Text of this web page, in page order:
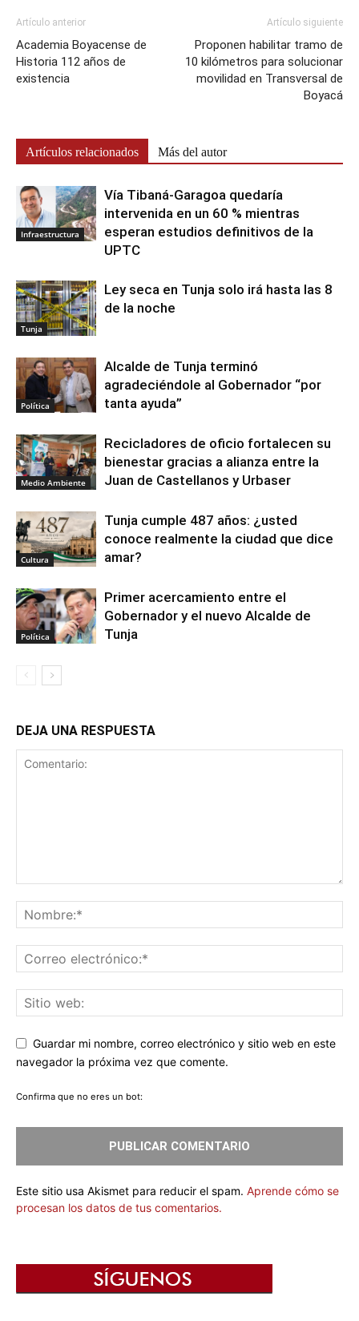
Artículo anterior
Academia Boyacense de
Historia 112 años de
existencia
Artículo siguiente
Proponen habilitar tramo de
10 kilómetros para solucionar
movilidad en Transversal de
Boyacá
Artículos relacionados Más del autor
Infraestructura
Vía Tibaná-Garagoa quedaría
intervenida en un 60 % mientras
esperan estudios definitivos de la
UPTC
Tunja
Ley seca en Tunja solo irá hasta las 8
de la noche
Política
Alcalde de Tunja terminó
agradeciéndole al Gobernador “por
tanta ayuda”
Medio Ambiente
Recicladores de oficio fortalecen su
bienestar gracias a alianza entre la
Juan de Castellanos y Urbaser
Cultura
Tunja cumple 487 años: ¿usted
conoce realmente la ciudad que dice
amar?
Política
Primer acercamiento entre el
Gobernador y el nuevo Alcalde de
Tunja
DEJA UNA RESPUESTA
Guardar mi nombre, correo electrónico y sitio web en este
navegador la próxima vez que comente.
Confirma que no eres un bot:
Este sitio usa Akismet para reducir el spam. Aprende cómo se
procesan los datos de tus comentarios.